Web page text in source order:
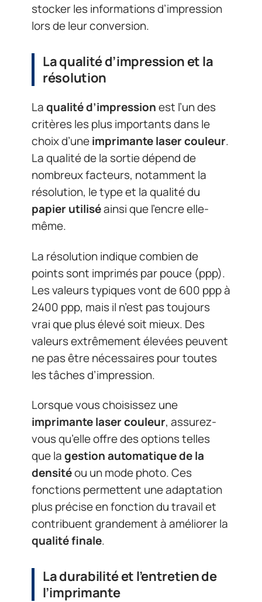
stocker les informations d’impression
lors de leur conversion.
La qualité d’impression et la
résolution
Laqualité d’impressionest l’un des
critères les plus importants dans le
choix d’uneimprimante laser couleur.
La qualité de la sortie dépend de
nombreux facteurs, notamment la
résolution, le type et la qualité du
papier utiliséainsi que l’encre elle-
même.
La résolution indique combien de
points sont imprimés par pouce (ppp).
Les valeurs typiques vont de 600 ppp à
2400 ppp, mais il n’est pas toujours
vrai que plus élevé soit mieux. Des
valeurs extrêmement élevées peuvent
ne pas être nécessaires pour toutes
les tâches d’impression.
Lorsque vous choisissez une
imprimante laser couleur, assurez-
vous qu’elle offre des options telles
que lagestion automatique de la
densitéou un mode photo. Ces
fonctions permettent une adaptation
plus précise en fonction du travail et
contribuent grandement à améliorer la
qualité finale.
La durabilité et l’entretien de
l’imprimante